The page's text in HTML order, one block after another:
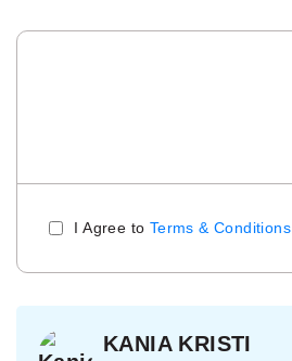
I Agree to Terms & Conditions
KANIA KRISTI